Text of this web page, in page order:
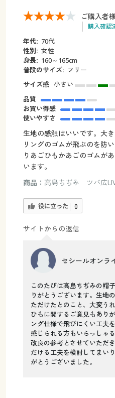
ご購入者様
購入確認
年代: 70代
性別: 女性
身長: 160～165cm
普段のサイズ: フリー
サイズ感 小さい
品質
お買い得感
使いやすさ
生地の感触はいいです。大
リングのゴムが飛ぶのを防
りあごひもかあごのゴムが
います。
商品： 高島ちぢみ ツバ広
役に立った 0
サイトからの返信
セシールオンラ
このたびは高島ちぢみの帽
りがとうございます。生地
ただけたとのこと、大変う
ひもに関するご意見もあり
ング仕様で飛びにくい工夫
感じられる方もいらっしゃ
改良の参考とさせていただ
だける工夫を検討してまい
がとうございました。